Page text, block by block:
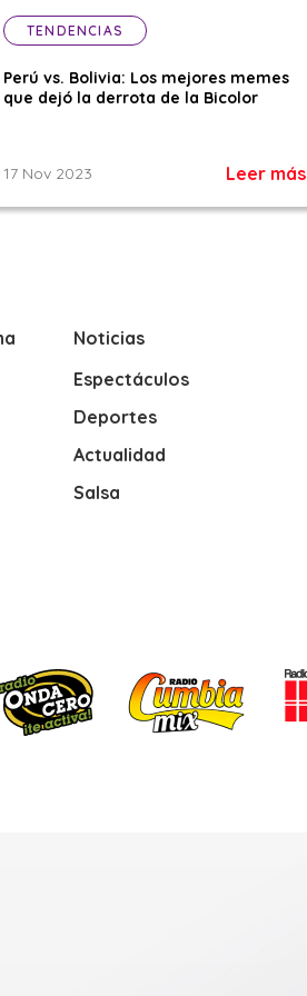
TENDENCIAS
Perú vs. Bolivia: Los mejores memes
que dejó la derrota de la Bicolor
17 Nov 2023 Leer más
Noticias
Espectáculos
Deportes
Actualidad
Salsa